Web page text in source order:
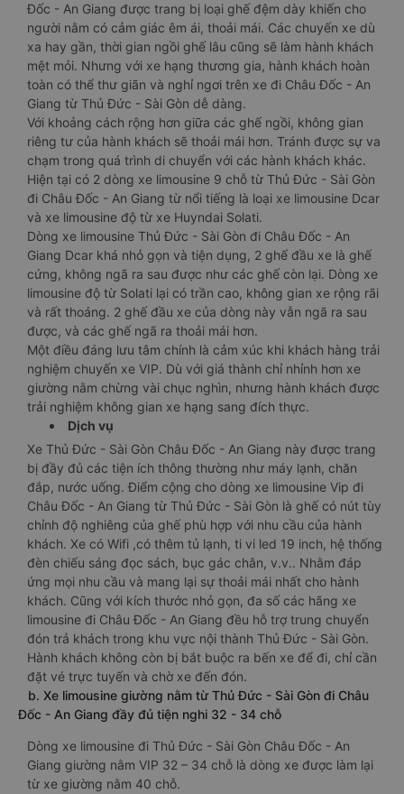
Đốc - An Giang được trang bị loại ghế đệm dày khiến cho
người nằm có cảm giác êm ái, thoải mái. Các chuyến xe dù
xa hay gần, thời gian ngồi ghế lâu cũng sẽ làm hành khách
mệt mỏi. Nhưng với xe hạng thương gia, hành khách hoàn
toàn có thể thư giãn và nghỉ ngơi trên xe đi Châu Đốc - An
Giang từ Thủ Đức - Sài Gòn dễ dàng.
Với khoảng cách rộng hơn giữa các ghế ngồi, không gian
riêng tư của hành khách sẽ thoải mái hơn. Tránh được sự va
chạm trong quá trình di chuyển với các hành khách khác.
Hiện tại có 2 dòng xe limousine 9 chỗ từ Thủ Đức - Sài Gòn
đi Châu Đốc - An Giang từ nổi tiếng là loại xe limousine Dcar
và xe limousine độ từ xe Huyndai Solati.
Dòng xe limousine Thủ Đức - Sài Gòn đi Châu Đốc - An
Giang Dcar khá nhỏ gọn và tiện dụng, 2 ghế đầu xe là ghế
cứng, không ngã ra sau được như các ghế còn lại. Dòng xe
limousine độ từ Solati lại có trần cao, không gian xe rộng rãi
và rất thoáng. 2 ghế đầu xe của dòng này vẫn ngã ra sau
được, và các ghế ngã ra thoải mái hơn.
Một điều đáng lưu tâm chính là cảm xúc khi khách hàng trải
nghiệm chuyến xe VIP. Dù với giá thành chỉ nhỉnh hơn xe
giường nằm chừng vài chục nghìn, nhưng hành khách được
trải nghiệm không gian xe hạng sang đích thực.
Dịch vụ
Xe Thủ Đức - Sài Gòn Châu Đốc - An Giang này được trang
bị đầy đủ các tiện ích thông thường như máy lạnh, chăn
đắp, nước uống. Điểm cộng cho dòng xe limousine Vip đi
Châu Đốc - An Giang từ Thủ Đức - Sài Gòn là ghế có nút tùy
chỉnh độ nghiêng của ghế phù hợp với nhu cầu của hành
khách. Xe có Wifi ,có thêm tủ lạnh, ti vi led 19 inch, hệ thống
đèn chiếu sáng đọc sách, bục gác chân, v.v.. Nhằm đáp
ứng mọi nhu cầu và mang lại sự thoải mái nhất cho hành
khách. Cũng với kích thước nhỏ gọn, đa số các hãng xe
limousine đi Châu Đốc - An Giang đều hỗ trợ trung chuyển
đón trả khách trong khu vực nội thành Thủ Đức - Sài Gòn.
Hành khách không còn bị bắt buộc ra bến xe để đi, chỉ cần
đặt vé trực tuyến và chờ xe đến đón.
b. Xe limousine giường nằm từ Thủ Đức - Sài Gòn đi Châu
Đốc - An Giang đầy đủ tiện nghi 32 - 34 chỗ
Dòng xe limousine đi Thủ Đức - Sài Gòn Châu Đốc - An
Giang giường nằm VIP 32 – 34 chỗ là dòng xe được làm lại
từ xe giường nằm 40 chỗ.